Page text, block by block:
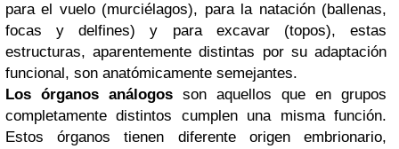
para el vuelo (murciélagos), para la natación (ballenas,
focas y delfines) y para excavar (topos), estas
estructuras, aparentemente distintas por su adaptación
funcional, son anatómicamente semejantes.
Los órganos análogos son aquellos que en grupos
completamente distintos cumplen una misma función.
Estos órganos tienen diferente origen embrionario,